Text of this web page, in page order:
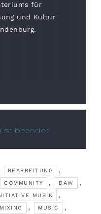
für
und Kultur
ist beendet.
BEARBEITUNG ,
COMMUNITY , DAW ,
MUSIK ,
MIXING , MUSIC ,